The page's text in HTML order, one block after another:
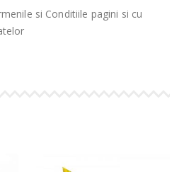
si Conditiile pagini si cu